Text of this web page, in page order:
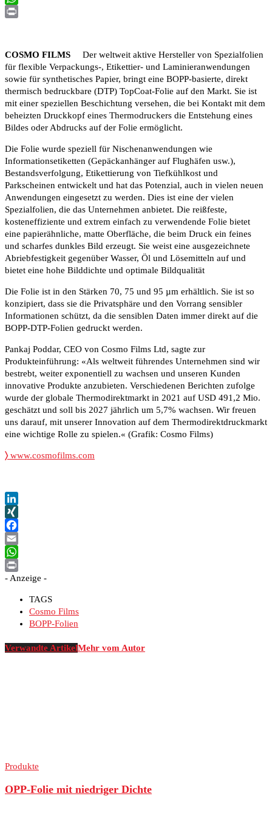
WhatsApp
COSMO FILMS Der weltweit aktive Hersteller von Spezialfolien
für flexible Verpackungs-, Etikettier- und Laminieranwendungen
sowie für synthetisches Papier, bringt eine BOPP-basierte, direkt
thermisch bedruckbare (DTP) TopCoat-Folie auf den Markt. Sie ist
mit einer speziellen Beschichtung versehen, die bei Kontakt mit dem
beheizten Druckkopf eines Thermodruckers die Entstehung eines
Bildes oder Abdrucks auf der Folie ermöglicht.
Die Folie wurde speziell für Nischenanwendungen wie
Informationsetiketten (Gepäckanhänger auf Flughäfen usw.),
Bestandsverfolgung, Etikettierung von Tiefkühlkost und
Parkscheinen entwickelt und hat das Potenzial, auch in vielen neuen
Anwendungen eingesetzt zu werden. Dies ist eine der vielen
Spezialfolien, die das Unternehmen anbietet. Die reißfeste,
kosteneffiziente und extrem einfach zu verwendende Folie bietet
eine papierähnliche, matte Oberfläche, die beim Druck ein feines
und scharfes dunkles Bild erzeugt. Sie weist eine ausgezeichnete
Abriebfestigkeit gegenüber Wasser, Öl und Lösemitteln auf und
bietet eine hohe Bilddichte und optimale Bildqualität
Die Folie ist in den Stärken 70, 75 und 95 µm erhältlich. Sie ist so
konzipiert, dass sie die Privatsphäre und den Vorrang sensibler
Informationen schützt, da die sensiblen Daten immer direkt auf die
BOPP-DTP-Folien gedruckt werden.
Pankaj Poddar, CEO von Cosmo Films Ltd, sagte zur
Produkteinführung: «Als weltweit führendes Unternehmen sind wir
bestrebt, weiter exponentiell zu wachsen und unseren Kunden
innovative Produkte anzubieten. Verschiedenen Berichten zufolge
wurde der globale Thermodirektmarkt in 2021 auf USD 491,2 Mio.
geschätzt und soll bis 2027 jährlich um 5,7% wachsen. Wir freuen
uns darauf, mit unserer Innovation auf dem Thermodirektdruckmarkt
eine wichtige Rolle zu spielen.« (Grafik: Cosmo Films)
〉 www.cosmofilms.com
LinkedIn
XING
Facebook
Email
WhatsApp
Print
- Anzeige -
TAGS
Cosmo Films
BOPP-Folien
Verwandte ArtikelMehr vom Autor
Produkte
OPP-Folie mit niedriger Dichte